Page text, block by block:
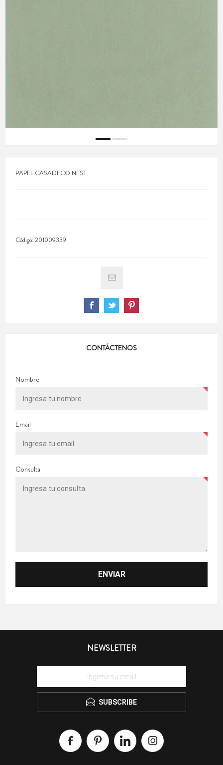
PAPEL CASADECO NEST
Código:201009339
CONTÁCTENOS
Nombre
Email
Consulta
NEWSLETTER
SUBSCRIBE